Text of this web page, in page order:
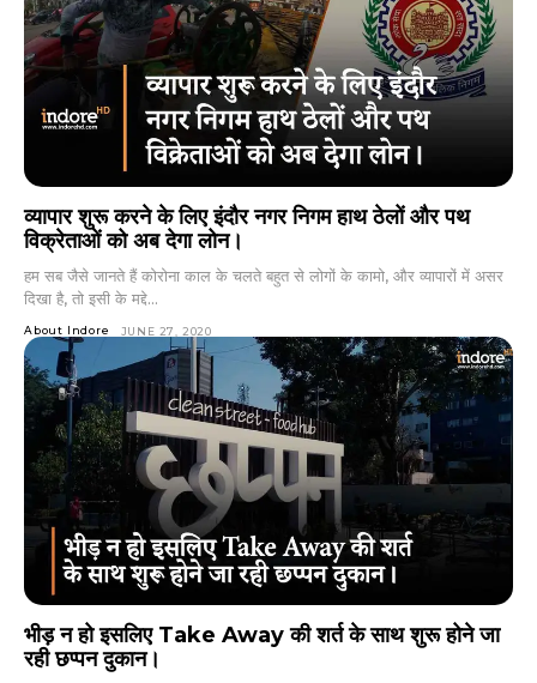
व्यापार शुरू करने के लिए इंदौर नगर निगम हाथ ठेलों और पथ
विक्रेताओं को अब देगा लोन।
हम सब जैसे जानते हैं कोरोना काल के चलते बहुत से लोगों के कामो, और व्यापारों में असर
दिखा है, तो इसी के मद्दे...
About Indore JUNE 27, 2020
भीड़ न हो इसलिए Take Away की शर्त के साथ शुरू होने जा
रही छप्पन दुकान।